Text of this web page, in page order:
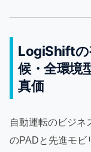
LogiShiftの
候・全環境
真価
自動運転のビジネ
のPADと先進モビ